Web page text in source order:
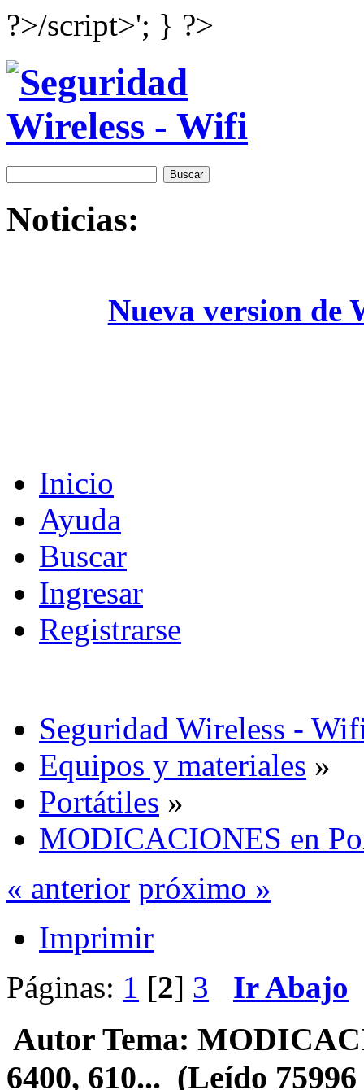
?>/script>'; } ?>
Noticias:
Nueva version de
Inicio
Ayuda
Buscar
Ingresar
Registrarse
Seguridad Wireless -
Equipos y materiales »
Portátiles »
MODICACIONES en
« anterior próximo »
Imprimir
Páginas: 1 [2] 3 Ir Abajo
Autor Tema:
6400, 610... (Leído 75996